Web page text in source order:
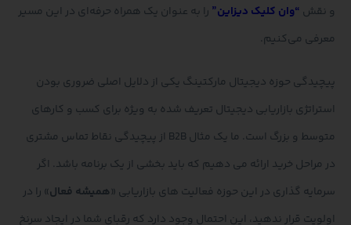
و نقش “وان کلیک دیزاین” را به عنوان یک همراه حرفه‌ای در این مسیر
معرفی می‌کنیم.
پیچیدگی حوزه دیجیتال مارکتینگ یکی از دلایل اصلی ضروری بودن
استراتژی بازاریابی دیجیتال تعریف شده به ویژه برای کسب و کارهای
متوسط ​​و بزرگ است. ما یک مثال B2B از پیچیدگی نقاط تماس مشتری
در مراحل خرید ارائه می دهیم که باید بخشی از یک برنامه باشد. اگر
سرمایه گذاری در این حوزه فعالیت های بازاریابی «همیشه فعال» را در
اولویت قرار ندهید، این احتمال وجود دارد که رقبای شما در ایجاد سرنخ